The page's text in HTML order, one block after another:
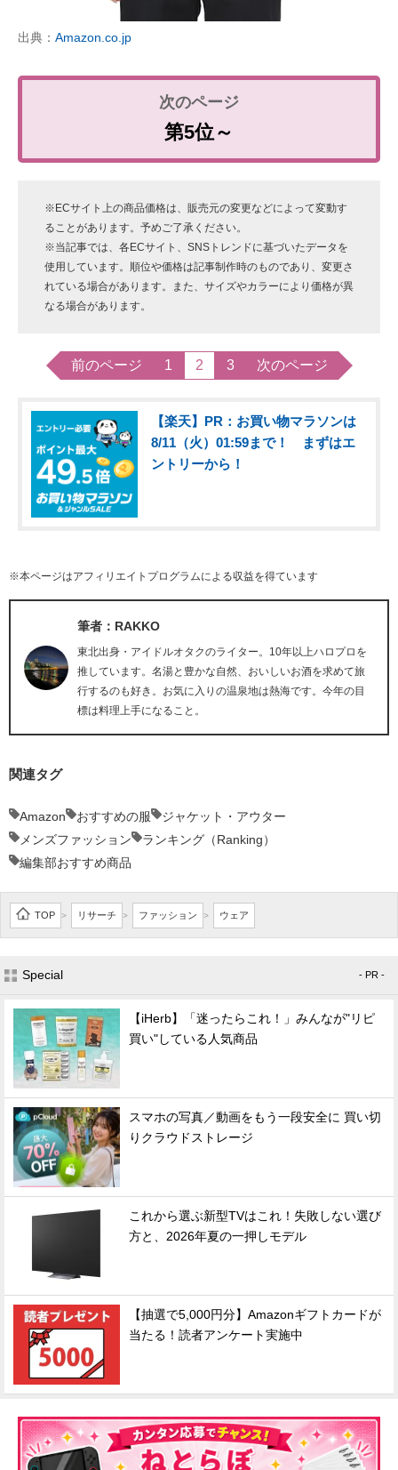
出典： Amazon.co.jp
第5位～
※ECサイト上の商品価格は、販売元の変更などによって変動す
ることがあります。予めご了承ください。
※当記事では、各ECサイト、SNSトレンドに基づいたデータを
使用しています。順位や価格は記事制作時のものであり、変更さ
れている場合があります。また、サイズやカラーにより価格が異
なる場合があります。
前のページ 1 2 3 次のページ
【楽天】PR：お買い物マラソンは
8/11（火）01:59まで！ まずはエ
ントリーから！
※本ページはアフィリエイトプログラムによる収益を得ています
筆者：RAKKO
東北出身・アイドルオタクのライター。10年以上ハロプロを
推しています。名湯と豊かな自然、おいしいお酒を求めて旅
行するのも好き。お気に入りの温泉地は熱海です。今年の目
標は料理上手になること。
関連タグ
Amazon おすすめの服
ジャケット・アウター
メンズファッション
ランキング（Ranking）
編集部おすすめ商品
TOP > リサーチ > ファッション > ウェア
Special - PR -
【iHerb】「迷ったらこれ！」みんなが"リピ
買い"している人気商品
スマホの写真／動画をもう一段安全に 買い切
りクラウドストレージ
これから選ぶ新型TVはこれ！失敗しない選び
方と、2026年夏の一押しモデル
【抽選で5,000円分】Amazonギフトカードが
当たる！読者アンケート実施中